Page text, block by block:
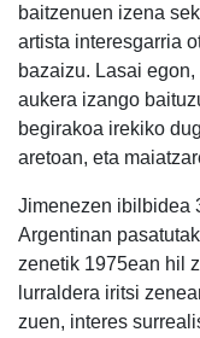
baitzenuen izena
artista interesgarria
bazaizu. Lasai
aukera izango
begirakoa irekiko
aretoan, eta
Jimenezen ibilbidea
Argentinan
zenetik 1975ean hil
lurraldera iritsi
zuen, interes